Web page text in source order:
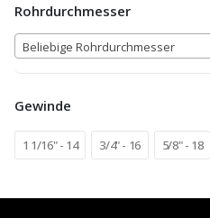
Rohrdurchmesser
Beliebige Rohrdurchmesser
Gewinde
1 1/16" - 14 3/4" - 16 5/8" - 18